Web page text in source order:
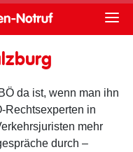
da ist, wenn man ihn
Rechtsexperten in
mehr
durch –